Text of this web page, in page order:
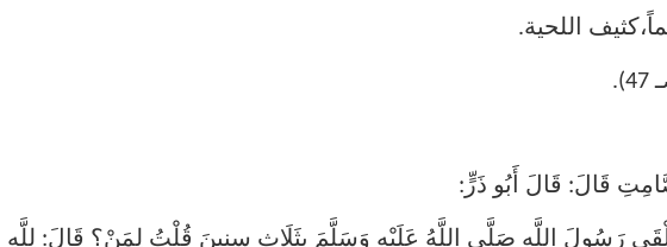
اللحية.
قَالَ: قَالَ أَبُو ذَرٍّ:
رَسُولَ اللَّهِ صَلَّى اللَّهُ عَلَيْهِ وَسَلَّمَ بِثَلَاثِ سِنِينَ قُلْتُ لِمَنْ؟ قَالَ: لِلَّهِ